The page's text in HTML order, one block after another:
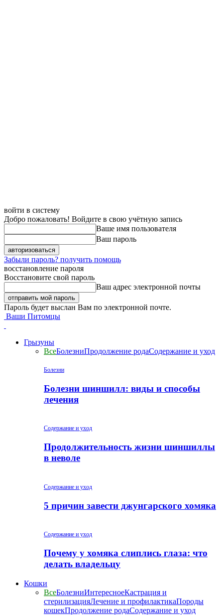
войти в систему
Добро пожаловать! Войдите в свою учётную запись
Ваше имя пользователя
Ваш пароль
Забыли пароль? получить помощь
восстановление пароля
Восстановите свой пароль
Ваш адрес электронной почты
Пароль будет выслан Вам по электронной почте.
Ваши Питомцы
Грызуны
ВсеБолезниПродолжение родаСодержание и уход
Болезни
Болезни шиншилл: виды и способы
лечения
Содержание и уход
Продолжительность жизни шиншиллы
в неволе
Содержание и уход
5 причин завести джунгарского хомяка
Содержание и уход
Почему у хомяка слиплись глаза: что
делать владельцу
Кошки
ВсеБолезниИнтересноеКастрация и
стерилизацияЛечение и профилактикаПороды
кошекПродолжение родаСодержание и уход